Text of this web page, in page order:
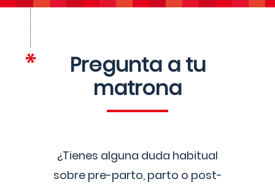
Pregunta a tu
matrona
¿Tienes alguna duda habitual
sobre pre-parto, parto o post-